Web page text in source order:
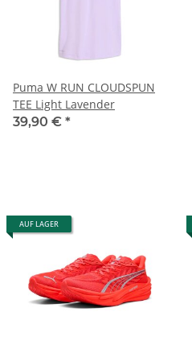
Puma W RUN CLOUDSPUN
TEE Light Lavender
39,90 € *
AUF LAGER